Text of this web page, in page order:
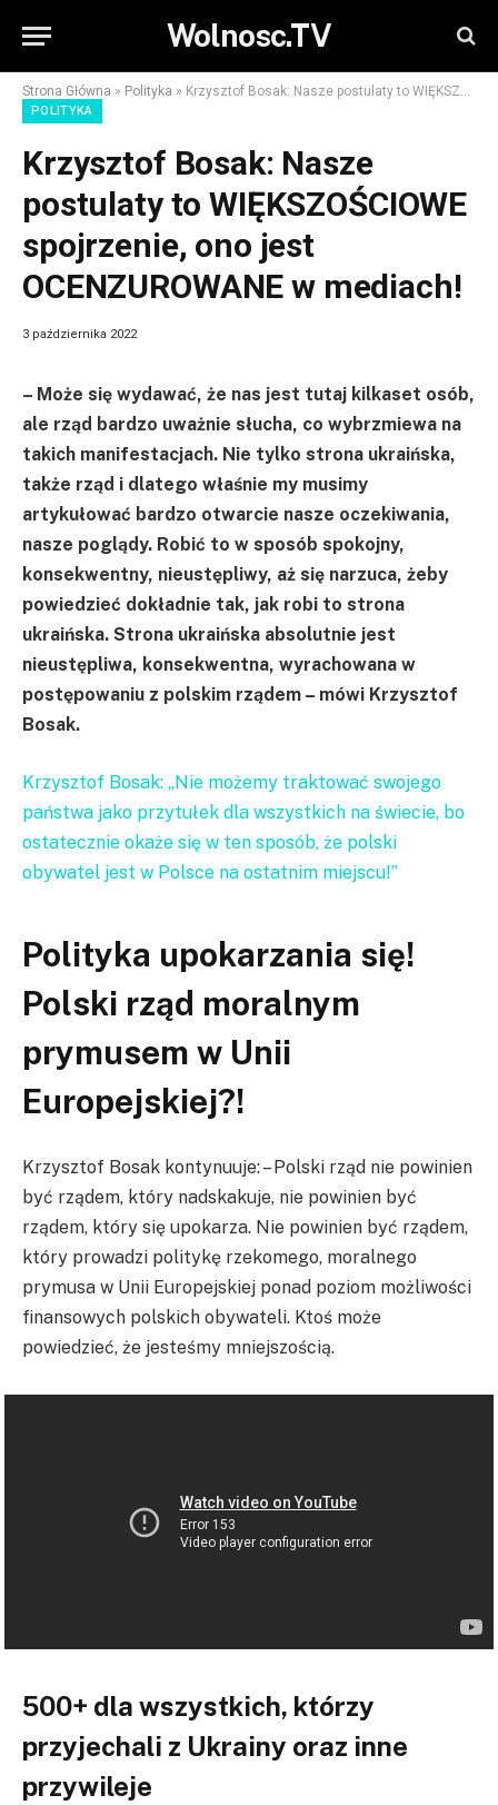
Wolnosc.TV
Strona Główna » Polityka » Krzysztof Bosak: Nasze postulaty to WIĘKSZOŚCIOWE spojrzenie, ono jest OCENZUROWANE w mediach!
POLITYKA
Krzysztof Bosak: Nasze
postulaty to WIĘKSZOŚCIOWE
spojrzenie, ono jest
OCENZUROWANE w mediach!
3 października 2022
– Może się wydawać, że nas jest tutaj kilkaset osób,
ale rząd bardzo uważnie słucha, co wybrzmiewa na
takich manifestacjach. Nie tylko strona ukraińska,
także rząd i dlatego właśnie my musimy
artykułować bardzo otwarcie nasze oczekiwania,
nasze poglądy. Robić to w sposób spokojny,
konsekwentny, nieustępliwy, aż się narzuca, żeby
powiedzieć dokładnie tak, jak robi to strona
ukraińska. Strona ukraińska absolutnie jest
nieustępliwa, konsekwentna, wyrachowana w
postępowaniu z polskim rządem – mówi Krzysztof
Bosak.
Krzysztof Bosak: „Nie możemy traktować swojego
państwa jako przytułek dla wszystkich na świecie, bo
ostatecznie okaże się w ten sposób, że polski
obywatel jest w Polsce na ostatnim miejscu!”
Polityka upokarzania się!
Polski rząd moralnym
prymusem w Unii
Europejskiej?!
Krzysztof Bosak kontynuuje: – Polski rząd nie powinien
być rządem, który nadskakuje, nie powinien być
rządem, który się upokarza. Nie powinien być rządem,
który prowadzi politykę rzekomego, moralnego
prymusa w Unii Europejskiej ponad poziom możliwości
finansowych polskich obywateli. Ktoś może
powiedzieć, że jesteśmy mniejszością.
500+ dla wszystkich, którzy
przyjechali z Ukrainy oraz inne
przywileje